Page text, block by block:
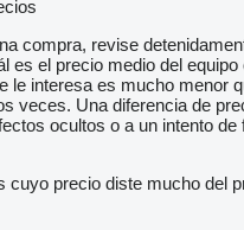
compra, revise
es el precio medio del equipo
le interesa es mucho menor
veces. Una diferencia de
ocultos o a un intento de
cuyo precio diste mucho del